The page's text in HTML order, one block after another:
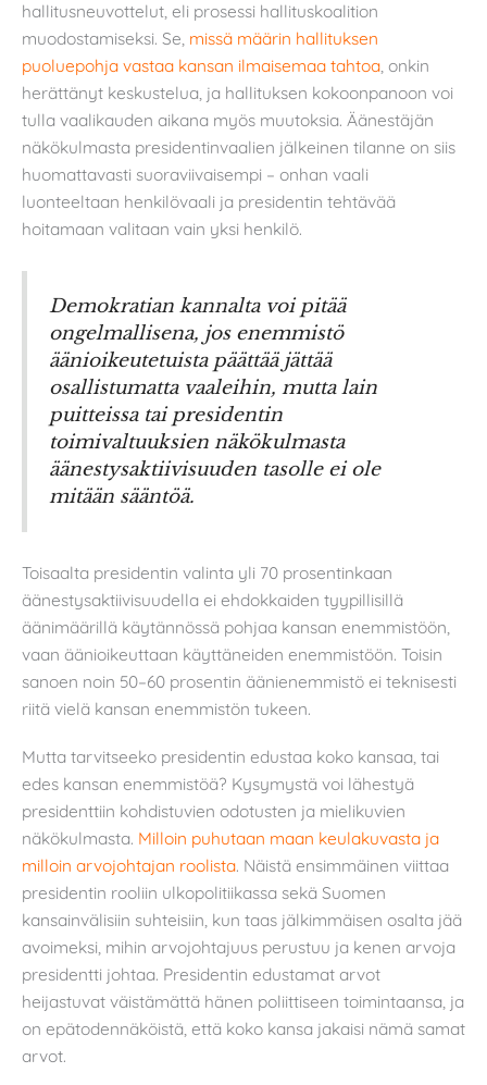
hallitusneuvottelut, eli prosessi hallituskoalition
muodostamiseksi. Se, missä määrin hallituksen
puoluepohja vastaa kansan ilmaisemaa tahtoa, onkin
herättänyt keskustelua, ja hallituksen kokoonpanoon voi
tulla vaalikauden aikana myös muutoksia. Äänestäjän
näkökulmasta presidentinvaalien jälkeinen tilanne on siis
huomattavasti suoraviivaisempi – onhan vaali
luonteeltaan henkilövaali ja presidentin tehtävää
hoitamaan valitaan vain yksi henkilö.
Demokratian kannalta voi pitää
ongelmallisena, jos enemmistö
äänioikeutetuista päättää jättää
osallistumatta vaaleihin, mutta lain
puitteissa tai presidentin
toimivaltuuksien näkökulmasta
äänestysaktiivisuuden tasolle ei ole
mitään sääntöä.
Toisaalta presidentin valinta yli 70 prosentinkaan
äänestysaktiivisuudella ei ehdokkaiden tyypillisillä
äänimäärillä käytännössä pohjaa kansan enemmistöön,
vaan äänioikeuttaan käyttäneiden enemmistöön. Toisin
sanoen noin 50–60 prosentin äänienemmistö ei teknisesti
riitä vielä kansan enemmistön tukeen.
Mutta tarvitseeko presidentin edustaa koko kansaa, tai
edes kansan enemmistöä? Kysymystä voi lähestyä
presidenttiin kohdistuvien odotusten ja mielikuvien
näkökulmasta. Milloin puhutaan maan keulakuvasta ja
milloin arvojohtajan roolista. Näistä ensimmäinen viittaa
presidentin rooliin ulkopolitiikassa sekä Suomen
kansainvälisiin suhteisiin, kun taas jälkimmäisen osalta jää
avoimeksi, mihin arvojohtajuus perustuu ja kenen arvoja
presidentti johtaa. Presidentin edustamat arvot
heijastuvat väistämättä hänen poliittiseen toimintaansa, ja
on epätodennäköistä, että koko kansa jakaisi nämä samat
arvot.